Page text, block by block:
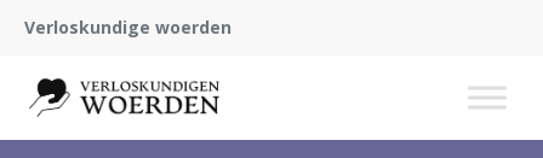
Verloskundige woerden